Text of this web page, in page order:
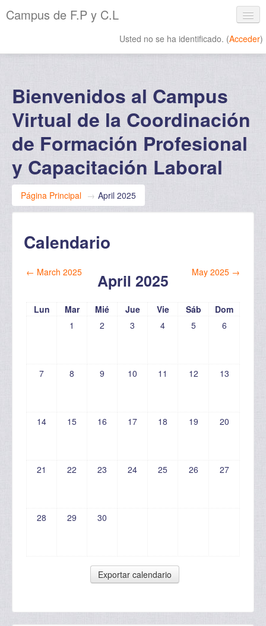
Campus de F.P y C.L
Usted no se ha identificado. (Acceder)
Bienvenidos al Campus
Virtual de la Coordinación
de Formación Profesional
y Capacitación Laboral
Página Principal → April 2025
Calendario
← March 2025 April 2025 May 2025 →
Lun Mar Mié Jue Vie Sáb
Dom
1
2 3 4 5 6
7 8 9 10 11 12 13
14 15 16 17 18 19 20
21 22 23 24 25 26 27
28 29 30